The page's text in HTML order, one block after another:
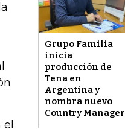
Grupo Familia
inicia
producción de
Tena en
Argentina y
nombra nuevo
Country Manager